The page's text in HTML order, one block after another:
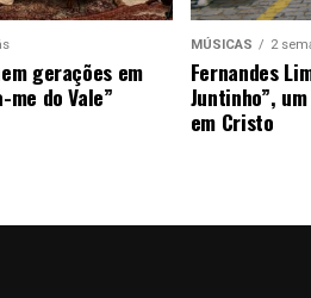
gerações em
me do Vale”
MÚSICAS 2
Fernandes
Juntinho”,
em Cristo